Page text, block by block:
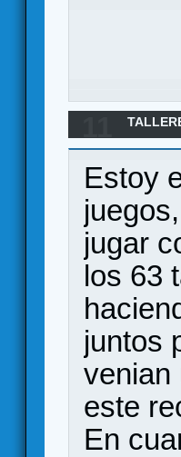
Estoy
jugar
los 63
juntos
venian
este
En